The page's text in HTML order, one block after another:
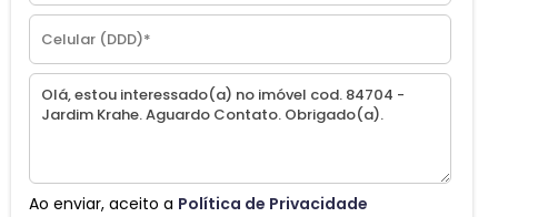
Ao enviar, aceito a Política de Privacidade